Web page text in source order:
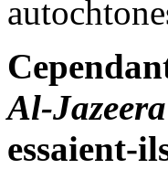
Al-Jazeera
essaient-